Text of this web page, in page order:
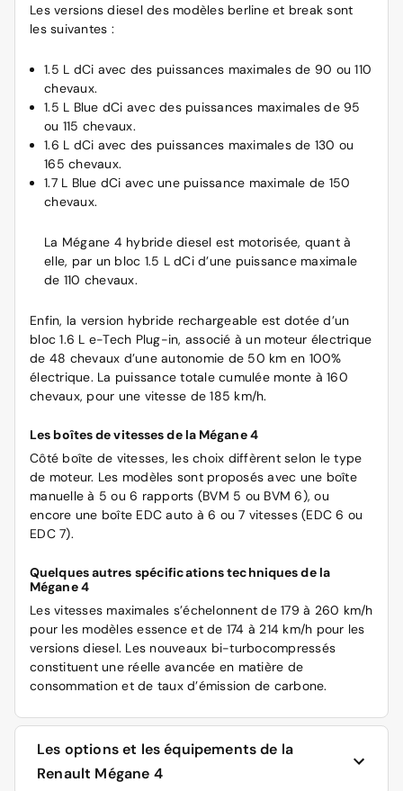
Les versions diesel des modèles berline et break sont
les suivantes :
1.5 L dCi avec des puissances maximales de 90 ou 110
chevaux.
1.5 L Blue dCi avec des puissances maximales de 95
ou 115 chevaux.
1.6 L dCi avec des puissances maximales de 130 ou
165 chevaux.
1.7 L Blue dCi avec une puissance maximale de 150
chevaux.
La Mégane 4 hybride diesel est motorisée, quant à
elle, par un bloc 1.5 L dCi d’une puissance maximale
de 110 chevaux.
Enfin, la version hybride rechargeable est dotée d’un
bloc 1.6 L e-Tech Plug-in, associé à un moteur électrique
de 48 chevaux d’une autonomie de 50 km en 100%
électrique. La puissance totale cumulée monte à 160
chevaux, pour une vitesse de 185 km/h.
Les boîtes de vitesses de la Mégane 4
Côté boîte de vitesses, les choix diffèrent selon le type
de moteur. Les modèles sont proposés avec une boîte
manuelle à 5 ou 6 rapports (BVM 5 ou BVM 6), ou
encore une boîte EDC auto à 6 ou 7 vitesses (EDC 6 ou
EDC 7).
Quelques autres spécifications techniques de la
Mégane 4
Les vitesses maximales s’échelonnent de 179 à 260 km/h
pour les modèles essence et de 174 à 214 km/h pour les
versions diesel. Les nouveaux bi-turbocompressés
constituent une réelle avancée en matière de
consommation et de taux d’émission de carbone.
Les options et les équipements de la
Renault Mégane 4